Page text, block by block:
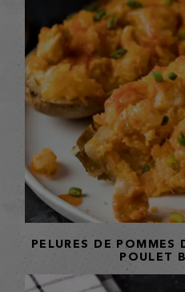
PELURES DE POMMES
POULET